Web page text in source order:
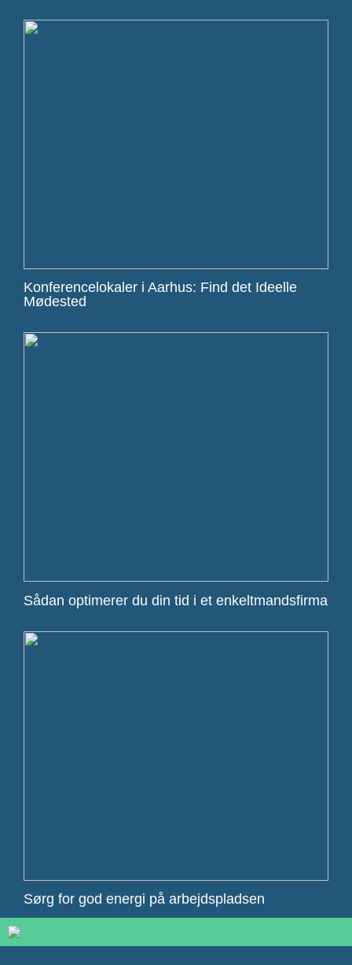
Konferencelokaler i Aarhus: Find det Ideelle
Mødested
Sådan optimerer du din tid i et enkeltmandsfirma
Sørg for god energi på arbejdspladsen